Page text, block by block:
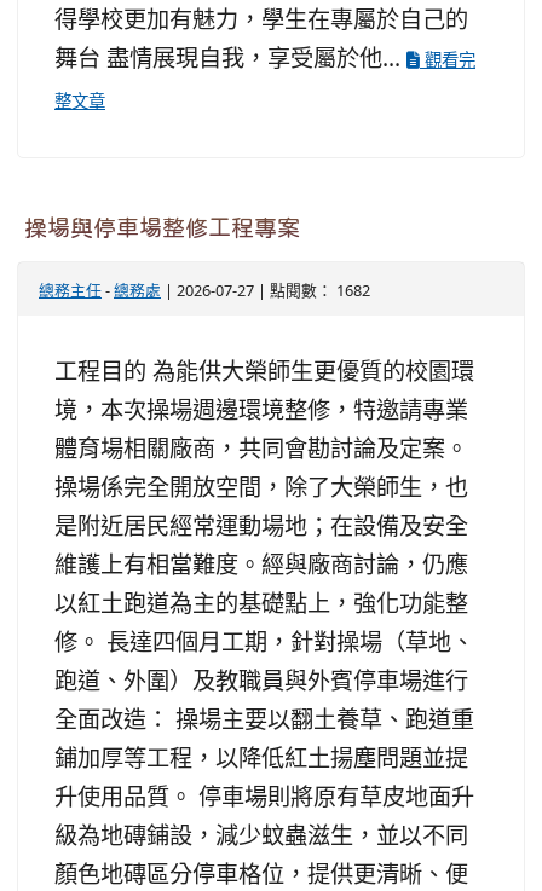
得學校更加有魅力，學生在專屬於自己的
舞台 盡情展現自我，享受屬於他...
觀看完
整文章
操場與停車場整修工程專案
總務主任-總務處 | 2026-07-27 | 點閱數： 1682
工程目的 為能供大榮師生更優質的校園環
境，本次操場週邊環境整修，特邀請專業
體育場相關廠商，共同會勘討論及定案。
操場係完全開放空間，除了大榮師生，也
是附近居民經常運動場地；在設備及安全
維護上有相當難度。經與廠商討論，仍應
以紅土跑道為主的基礎點上，強化功能整
修。 長達四個月工期，針對操場（草地、
跑道、外圍）及教職員與外賓停車場進行
全面改造： 操場主要以翻土養草、跑道重
鋪加厚等工程，以降低紅土揚塵問題並提
升使用品質。 停車場則將原有草皮地面升
級為地磚鋪設，減少蚊蟲滋生，並以不同
顏色地磚區分停車格位，提供更清晰、便